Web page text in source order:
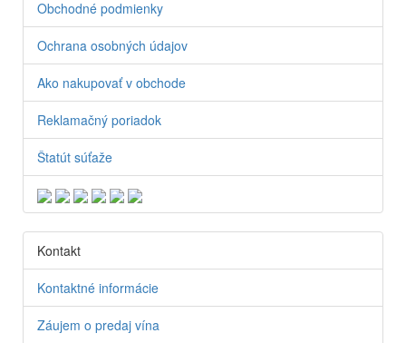
Obchodné podmienky
Ochrana osobných údajov
Ako nakupovať v obchode
Reklamačný poriadok
Štatút súťaže
Kontakt
Kontaktné informácie
Záujem o predaj vína